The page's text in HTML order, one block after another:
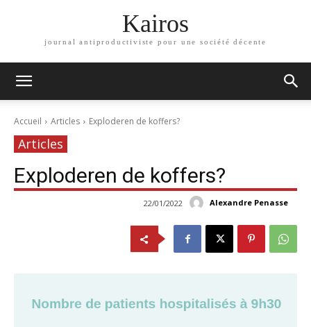
Kairos
journal antiproductiviste pour une société décente
Accueil Articles Exploderen de koffers?
Articles
Exploderen de koffers?
Alexandre Penasse
22/01/2022